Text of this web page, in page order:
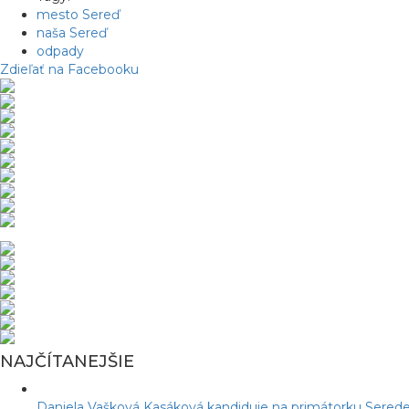
mesto Sereď
naša Sereď
odpady
Zdieľať na Facebooku
NAJČÍTANEJŠIE